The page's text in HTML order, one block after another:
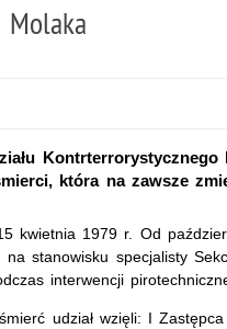
Molaka
która na zawsze
kwietnia 1979 r. Od
stanowisku specjalisty
interwencji
udział wzięli: I